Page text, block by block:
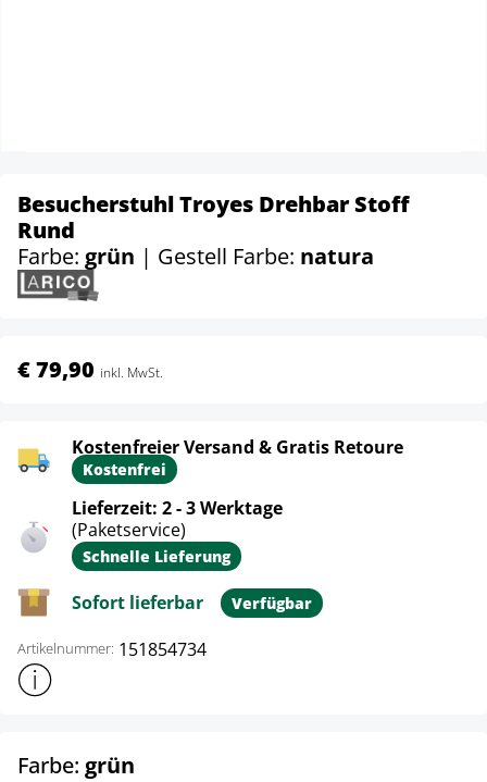
Besucherstuhl Troyes Drehbar Stoff
Rund
Farbe: grün | Gestell Farbe: natura
€ 79,90 inkl. MwSt.
Kostenfreier Versand & Gratis Retoure
Kostenfrei
Lieferzeit: 2 - 3 Werktage
(Paketservice)
Schnelle Lieferung
Sofort lieferbar Verfügbar
Artikelnummer: 151854734
Weitere Produktinformationen anzeigen
Farbe: grün